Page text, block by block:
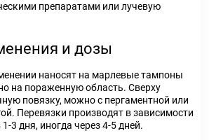
препаратами или лучевую
и дозы
наносят на марлевые тампоны
на пораженную область. Сверху
повязку, можно с пергаментной или
Перевязки производят в зависимости
3 дня, иногда через 4-5 дней.